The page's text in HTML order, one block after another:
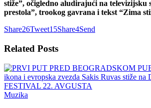
stiže”, očigledno aludirajući na televizijsku
prestola”, trookog gavrana i tekst “Zima
Share26Tweet15Share4Send
Related Posts
Muzika